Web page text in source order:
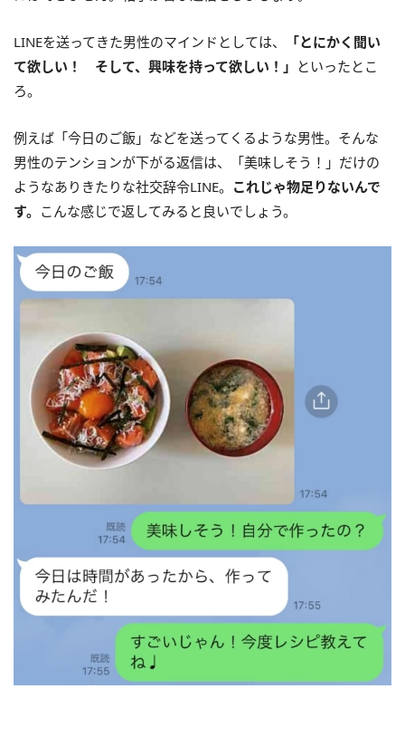
LINEを送ってきた男性のマインドとしては、
「とにかく聞い
て欲しい！ そして、興味を持って欲しい！」 といったとこ
ろ。
例えば「今日のご飯」などを送ってくるような男性。そんな
男性のテンションが下がる返信は、「美味しそう！」だけの
ようなありきたりな社交辞令LINE。 これじゃ物足りないんで
す。 こんな感じで返してみると良いでしょう。